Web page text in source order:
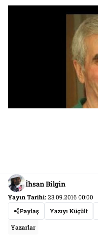
İhsan Bilgin
Yayın Tarihi:23.09.2016 00:00
Paylaş
Yazıyı Küçült
Yazarlar